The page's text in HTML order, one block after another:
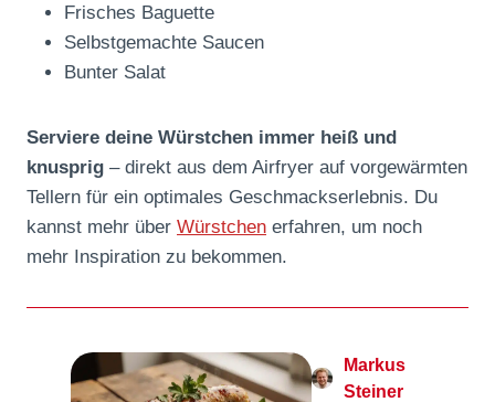
Frisches Baguette
Selbstgemachte Saucen
Bunter Salat
Serviere deine Würstchen immer heiß und
knusprig – direkt aus dem Airfryer auf vorgewärmten
Tellern für ein optimales Geschmackserlebnis. Du
kannst mehr über Würstchen erfahren, um noch
mehr Inspiration zu bekommen.
Markus
Steiner